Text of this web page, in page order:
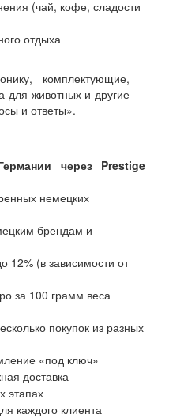
(чай, кофе, сладости
отдыха
комплектующие,
для животных и другие
и ответы».
через Prestige
немецких
брендам и
12% (в зависимости от
за 100 грамм веса
покупок из разных
«под ключ»
доставка
этапах
каждого клиента